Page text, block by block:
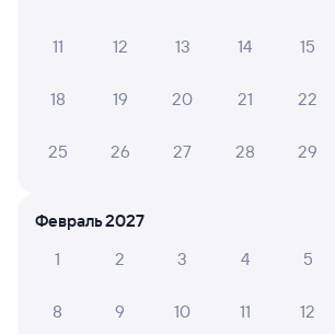
Кунгур
в
03:53 23:11
Найдём билет на поезд за вас
11 12 13 14 15
18 19 20 21 22
25 26 27 28 29
Февраль 2027
1
2 3 4 5
8 9 10 11 12